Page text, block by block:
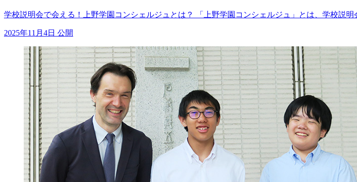
学校説明会で会える！上野学園コンシェルジュとは？ 「上野学園コンシェルジュ」とは、学校説
2025年11月4日 公開